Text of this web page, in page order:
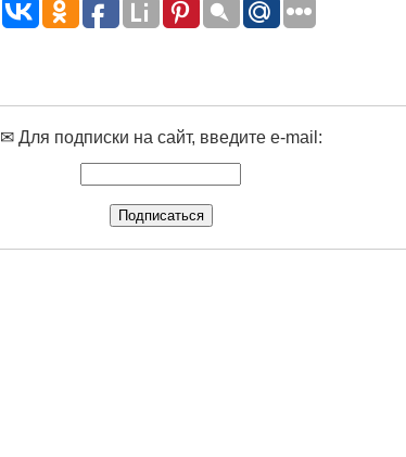
✉ Для подписки на сайт, введите e-mail: